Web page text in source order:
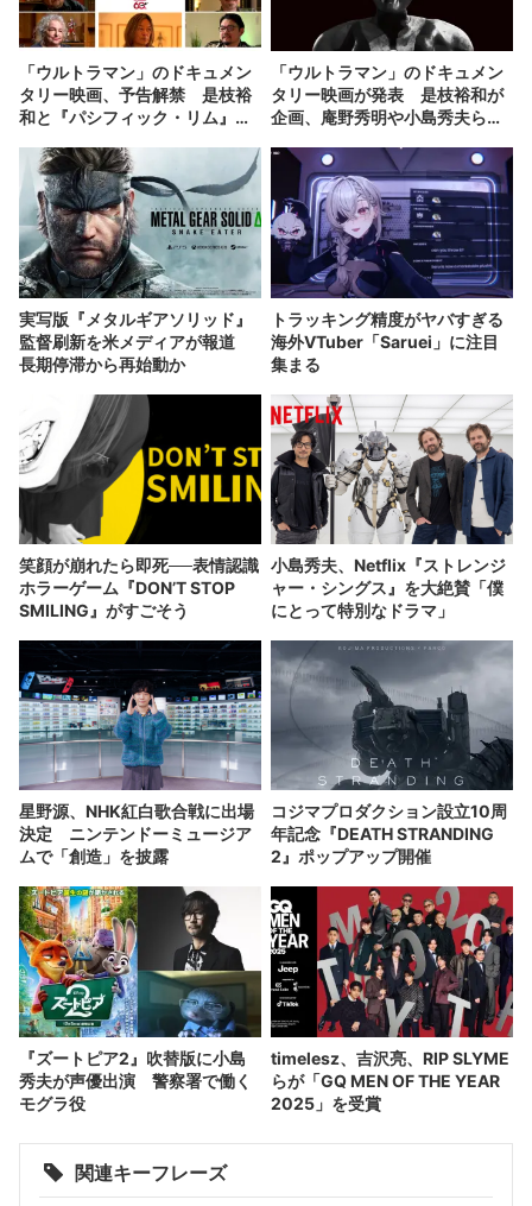
「ウルトラマン」のドキュメン
タリー映画、予告解禁 是枝裕
和と『パシフィック・リム』監
「ウルトラマン」のドキュメン
タリー映画が発表 是枝裕和が
企画、庵野秀明や小島秀夫らが
実写版『メタルギアソリッド』
監督刷新を米メディアが報道
長期停滞から再始動か
トラッキング精度がヤバすぎる
海外VTuber「Saruei」に注目
集まる
笑顔が崩れたら即死──表情認識
ホラーゲーム『DON’T STOP
SMILING』がすごそう
小島秀夫、Netflix『ストレンジ
ャー・シングス』を大絶賛「僕
にとって特別なドラマ」
星野源、NHK紅白歌合戦に出場
決定 ニンテンドーミュージア
ムで「創造」を披露
コジマプロダクション設立10周
年記念『DEATH STRANDING
2』ポップアップ開催
『ズートピア2』吹替版に小島
秀夫が声優出演 警察署で働く
モグラ役
timelesz、吉沢亮、RIP SLYME
らが「GQ MEN OF THE YEAR
2025」を受賞
関連キーフレーズ